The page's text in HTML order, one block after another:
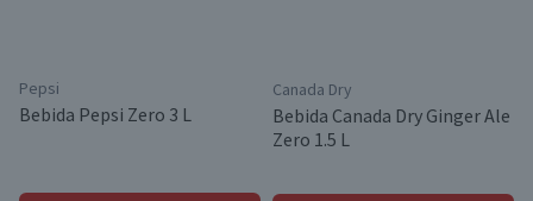
Pepsi
Bebida Pepsi Zero 3 L
Canada Dry
Bebida Canada Dry Ginger Ale
Zero 1.5 L